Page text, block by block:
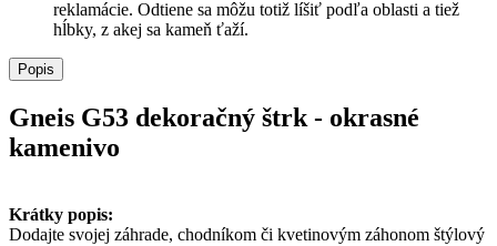
reklamácie. Odtiene sa môžu totiž líšiť podľa oblasti a tiež
hĺbky, z akej sa kameň ťaží.
Popis
Gneis G53 dekoračný štrk - okrasné
kamenivo
Krátky popis:
Dodajte svojej záhrade, chodníkom či kvetinovým záhonom štýlový